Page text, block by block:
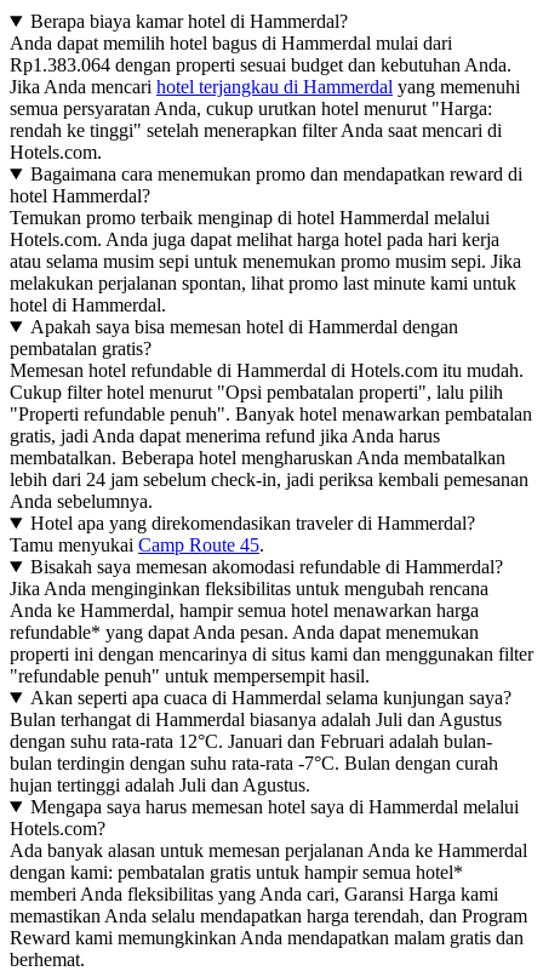
Berapa biaya kamar hotel di Hammerdal?
Anda dapat memilih hotel bagus di Hammerdal mulai dari
Rp1.383.064 dengan properti sesuai budget dan kebutuhan Anda.
Jika Anda mencari hotel terjangkau di Hammerdal yang memenuhi
semua persyaratan Anda, cukup urutkan hotel menurut "Harga:
rendah ke tinggi" setelah menerapkan filter Anda saat mencari di
Hotels.com.
Bagaimana cara menemukan promo dan mendapatkan reward di
hotel Hammerdal?
Temukan promo terbaik menginap di hotel Hammerdal melalui
Hotels.com. Anda juga dapat melihat harga hotel pada hari kerja
atau selama musim sepi untuk menemukan promo musim sepi. Jika
melakukan perjalanan spontan, lihat promo last minute kami untuk
hotel di Hammerdal.
Apakah saya bisa memesan hotel di Hammerdal dengan
pembatalan gratis?
Memesan hotel refundable di Hammerdal di Hotels.com itu mudah.
Cukup filter hotel menurut "Opsi pembatalan properti", lalu pilih
"Properti refundable penuh". Banyak hotel menawarkan pembatalan
gratis, jadi Anda dapat menerima refund jika Anda harus
membatalkan. Beberapa hotel mengharuskan Anda membatalkan
lebih dari 24 jam sebelum check-in, jadi periksa kembali pemesanan
Anda sebelumnya.
Hotel apa yang direkomendasikan traveler di Hammerdal?
Tamu menyukai Camp Route 45.
Bisakah saya memesan akomodasi refundable di Hammerdal?
Jika Anda menginginkan fleksibilitas untuk mengubah rencana
Anda ke Hammerdal, hampir semua hotel menawarkan harga
refundable* yang dapat Anda pesan. Anda dapat menemukan
properti ini dengan mencarinya di situs kami dan menggunakan filter
"refundable penuh" untuk mempersempit hasil.
Akan seperti apa cuaca di Hammerdal selama kunjungan saya?
Bulan terhangat di Hammerdal biasanya adalah Juli dan Agustus
dengan suhu rata-rata 12°C. Januari dan Februari adalah bulan-
bulan terdingin dengan suhu rata-rata -7°C. Bulan dengan curah
hujan tertinggi adalah Juli dan Agustus.
Mengapa saya harus memesan hotel saya di Hammerdal melalui
Hotels.com?
Ada banyak alasan untuk memesan perjalanan Anda ke Hammerdal
dengan kami: pembatalan gratis untuk hampir semua hotel*
memberi Anda fleksibilitas yang Anda cari, Garansi Harga kami
memastikan Anda selalu mendapatkan harga terendah, dan Program
Reward kami memungkinkan Anda mendapatkan malam gratis dan
berhemat.